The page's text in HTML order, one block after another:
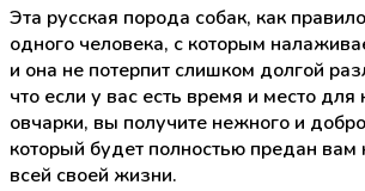
Эта русская порода собак, как
одного человека, с которым
и она не потерпит слишком долгой
что если у вас есть время и место для
овчарки, вы получите нежного и
который будет полностью предан вам
всей своей жизни.